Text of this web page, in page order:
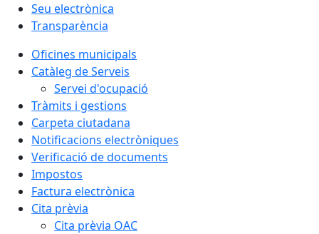
Seu electrònica
Transparència
Oficines municipals
Catàleg de Serveis
Servei d'ocupació
Tràmits i gestions
Carpeta ciutadana
Notificacions electròniques
Verificació de documents
Impostos
Factura electrònica
Cita prèvia
Cita prèvia OAC